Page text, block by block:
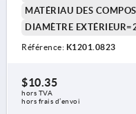
MATÉRIAU DES
DIAMÈTRE
Référence: K1201.0823
$10.35
hors TVA
hors frais d’envoi